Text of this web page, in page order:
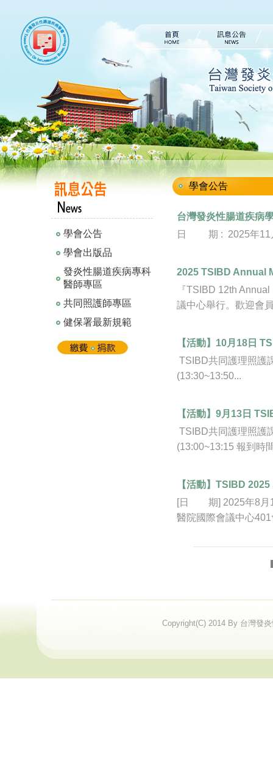
學會公告
學會出版品
發炎性腸道疾病專科
醫師專區
共同照護師專區
健保署最新規範
學會公告
台灣發炎性腸道疾病
日 期 : 2025年11
2025 TSIBD Annual
『TSIBD 12th
議中心舉行。歡迎會
【活動】10月18日
TSIBD共同護理照
(13:30~13:50...
【活動】9月13日
TSIBD共同護理照
(13:00~13:15 報到時
【活動】TSIBD
[日 期] 2025年8月
醫院國際會議中心
Copyright(C) 2014 By 台灣發